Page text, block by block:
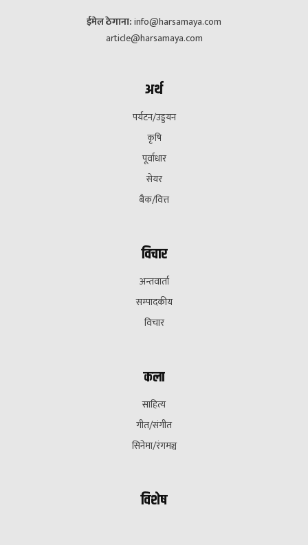
ईमेल ठेगाना:info@harsamaya.com
article@harsamaya.com
अर्थ
पर्यटन/उड्डयन
कृषि
पूर्वाधार
सेयर
बैक/वित्त
विचार
अन्तवार्ता
सम्पादकीय
विचार
कला
साहित्य
गीत/संगीत
सिनेमा/रंगमञ्च
विशेष